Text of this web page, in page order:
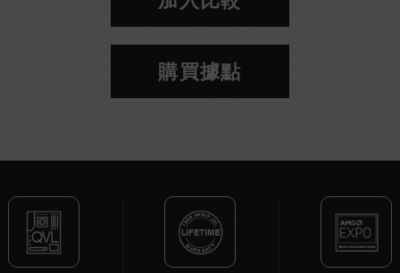
請勿混合使用不同容量、頻率、品牌、型號的記憶
體。每一組套裝中的記憶體皆通過相容性測試配對
而成。若混合使用不同套裝的記憶體，將可能導致
系統不穩定或不開機。
機板、CPU 相容性。
憶體將以 SPD 預設頻率（JEDEC 標準）運行，
如 DDR5-4800 (或更低)。此為正常行為，並非
產品瑕疵。
XMP 3.0 / EXPO 需由使用者手動啟用，部分主
購買據點